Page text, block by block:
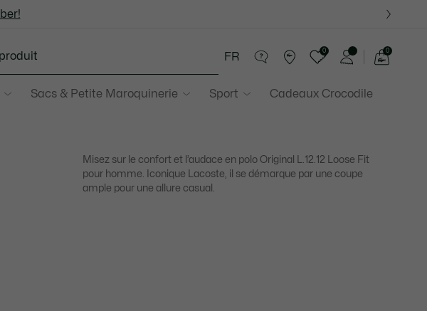
Sacs & Petite Maroquinerie Sport Cadeaux Crocodile
FR
0
panier
0
Misez sur le confort et l’audace en polo Original L.12.12 Loose Fit
pour homme. Iconique Lacoste, il se démarque par une coupe
ample pour une allure casual.